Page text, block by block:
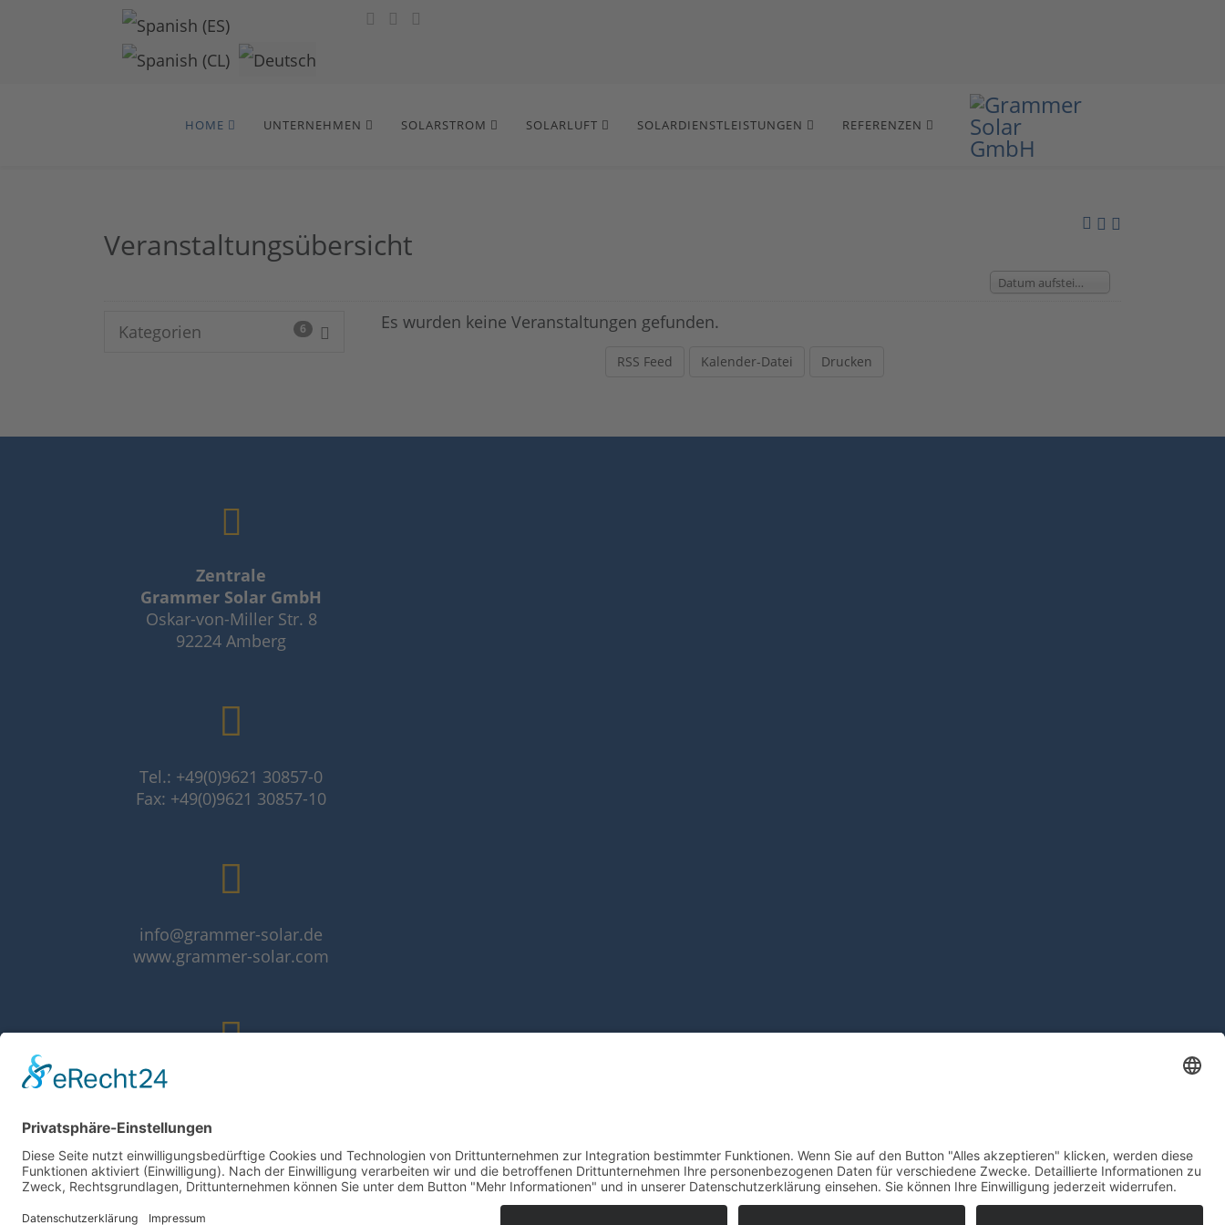
Sprache auswählen
HOME UNTERNEHMEN SOLARSTROM SOLARLUFT SOLARDIENSTLEISTUNGEN REFERENZEN
Veranstaltungsübersicht
Datum aufsteigend
Kategorien 6 Es wurden keine Veranstaltungen gefunden.
RSS Feed Kalender-Datei Drucken
Zentrale
Grammer Solar GmbH
Oskar-von-Miller Str. 8
92224 Amberg
Tel.: +49(0)9621 30857-0
Fax: +49(0)9621 30857-10
info@grammer-solar.de
www.grammer-solar.com
Datenschutzerklärung
AGB